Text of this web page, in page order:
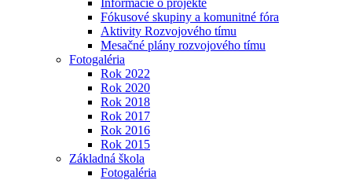
Informácie o projekte
Fókusové skupiny a komunitné fóra
Aktivity Rozvojového tímu
Mesačné plány rozvojového tímu
Fotogaléria
Rok 2022
Rok 2020
Rok 2018
Rok 2017
Rok 2016
Rok 2015
Základná škola
Fotogaléria